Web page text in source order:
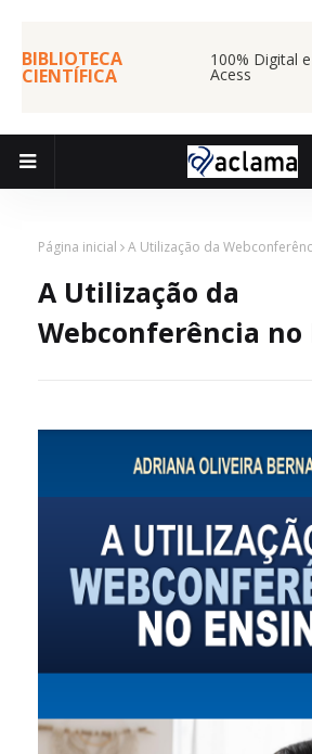
BIBLIOTECA
CIENTÍFICA
100% Digital
Acess
Página inicial A Utilização da
A Utilização da
Webconferência no